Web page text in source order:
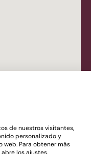
NextGenerationEU
de nuestros visitantes,
personalizado y
web. Para obtener más